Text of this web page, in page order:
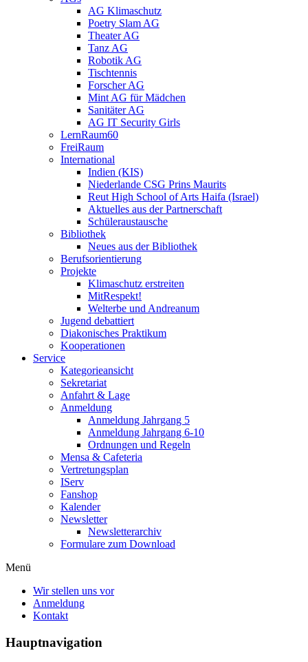
AG Klimaschutz
Poetry Slam AG
Theater AG
Tanz AG
Robotik AG
Tischtennis
Forscher AG
Mint AG für Mädchen
Sanitäter AG
AG IT Security Girls
LernRaum60
FreiRaum
International
Indien (KIS)
Niederlande CSG Prins Maurits
Reut High School of Arts Haifa (Israel)
Aktuelles aus der Partnerschaft
Schüleraustausche
Bibliothek
Neues aus der Bibliothek
Berufsorientierung
Projekte
Klimaschutz erstreiten
MitRespekt!
Welterbe und Andreanum
Jugend debattiert
Diakonisches Praktikum
Kooperationen
Service
Kategorieansicht
Sekretariat
Anfahrt & Lage
Anmeldung
Anmeldung Jahrgang 5
Anmeldung Jahrgang 6-10
Ordnungen und Regeln
Mensa & Cafeteria
Vertretungsplan
IServ
Fanshop
Kalender
Newsletter
Newsletterarchiv
Formulare zum Download
Menü
Wir stellen uns vor
Anmeldung
Kontakt
Hauptnavigation